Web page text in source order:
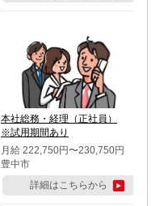
本社総務・経理（正社員）
※試用期間あり
月給 222,750円〜230,750円
豊中市
詳細はこちらから